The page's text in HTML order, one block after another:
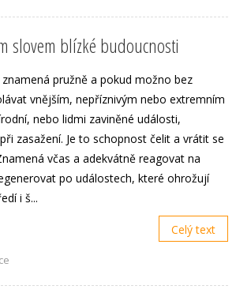
slovem blízké budoucnosti
pružně a pokud možno bez
vnějším, nepříznivým nebo extremním
nebo lidmi zaviněné události,
zasažení. Je to schopnost čelit a vrátit se
včas a adekvátně reagovat na
po událostech, které ohrožují
i š...
Celý text